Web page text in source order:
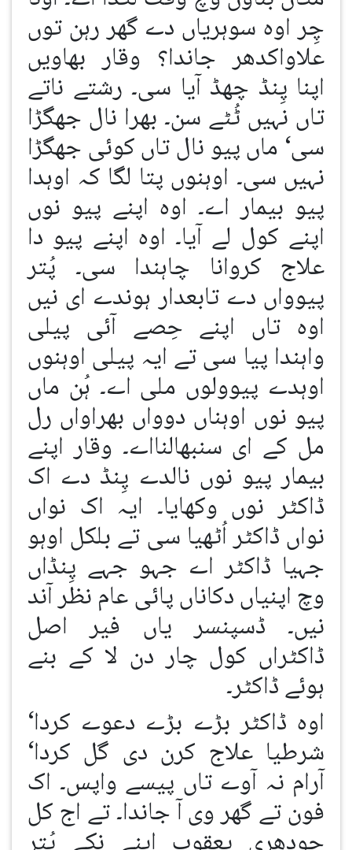
چِر اوہ سوہریاں دے گھر رہن توں
علاواکدھر جاندا؟ وقار بھاویں
اپنا پِنڈ چھڈ آیا سی۔ رشتے ناتے
تاں نہیں ٹُٹے سن۔ بھرا نال جھگڑا
سی‘ ماں پیو نال تاں کوئی جھگڑا
نہیں سی۔ اوہنوں پتا لگا کہ اوہدا
پیو بیمار اے۔ اوہ اپنے پیو نوں
اپنے کول لے آیا۔ اوہ اپنے پیو دا
علاج کروانا چاہندا سی۔ پُتر
پیوواں دے تابعدار ہوندے ای نیں
اوہ تاں اپنے حِصے آئی پیلی
واہندا پیا سی تے ایہ پیلی اوہنوں
اوہدے پیوولوں ملی اے۔ ہُن ماں
پیو نوں اوہناں دوواں بھراواں رل
مل کے ای سنبھالنااے۔ وقار اپنے
بیمار پیو نوں نالدے پِنڈ دے اک
ڈاکٹر نوں وکھایا۔ ایہ اک نواں
نواں ڈاکٹر اُٹھیا سی تے بلکل اوہو
جہیا ڈاکٹر اے جہو جہے پِنڈاں
وچ اپنیاں دکاناں پائی عام نظر آند
نیں۔ ڈسپنسر یاں فیر اصل
ڈاکٹراں کول چار دن لا کے بنے
ہوئے ڈاکٹر۔
اوہ ڈاکٹر بڑے بڑے دعوے کردا‘
شرطیا علاج کرن دی گل کردا‘
آرام نہ آوے تاں پیسے واپس۔ اک
فون تے گھر وی آ جاندا۔ تے اج کل